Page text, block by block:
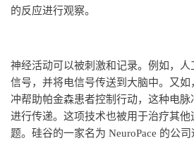
的反应进行观察。
神经活动可以被刺激和记录。例如，
信号，并将电信号传送到大脑中。又
冲帮助帕金森患者控制行动，这种电
进行传递。这项技术也被用于治疗其他
题。硅谷的一家名为 NeuroPace 的公